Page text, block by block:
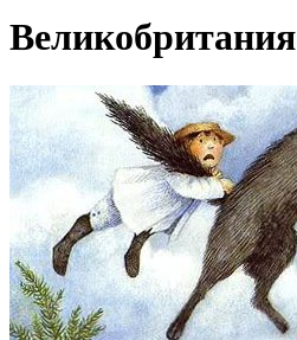
Великобритания